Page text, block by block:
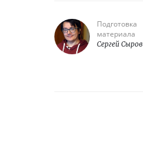
Подготовка
материала
Сергей Сыров